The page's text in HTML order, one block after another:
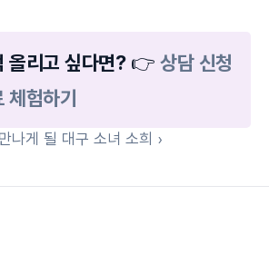
올리고 싶다면? 👉 상담 신청
체험하기
나게 될 대구 소녀 소희 ›